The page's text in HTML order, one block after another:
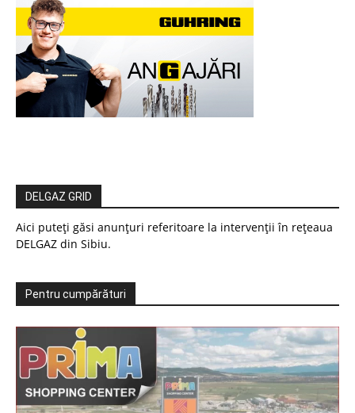
DELGAZ GRID
Aici puteți găsi anunțuri referitoare la intervenții în rețeaua
DELGAZ din Sibiu.
Pentru cumpărături